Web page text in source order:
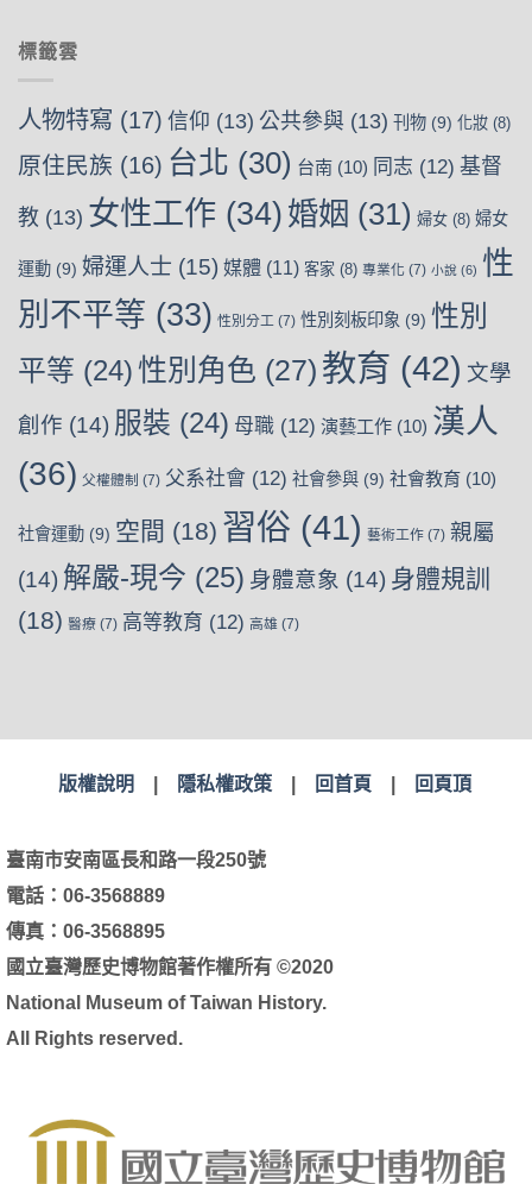
標籤雲
人物特寫 (17) 信仰 (13) 公共參與 (13) 刊物 (9) 化妝 (8)
原住民族 (16) 台北 (30) 台南 (10) 同志 (12) 基督
教 (13) 女性工作 (34) 婚姻 (31) 婦女 (8) 婦女
運動 (9) 婦運人士 (15) 媒體 (11) 客家 (8) 專業化 (7) 小說 (6) 性
別不平等 (33) 性別分工 (7) 性別刻板印象 (9) 性別
平等 (24) 性別角色 (27) 教育 (42) 文學
創作 (14) 服裝 (24) 母職 (12) 演藝工作 (10) 漢人
(36) 父權體制 (7) 父系社會 (12) 社會參與 (9) 社會教育 (10)
社會運動 (9) 空間 (18) 習俗 (41) 藝術工作 (7) 親屬
(14) 解嚴-現今 (25) 身體意象 (14) 身體規訓
(18) 醫療 (7) 高等教育 (12) 高雄 (7)
版權說明 隱私權政策| 回首頁 回頁頂
臺南市安南區長和路一段250號
電話：06-3568889
傳真：06-3568895
國立臺灣歷史博物館著作權所有 ©2020
National Museum of Taiwan History.
All Rights reserved.